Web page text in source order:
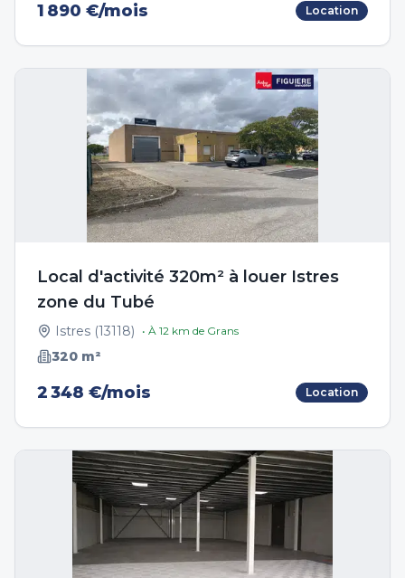
1 890 €/mois Location
Local d'activité 320m² à louer Istres
zone du Tubé
Istres (13118) • À 12 km de Grans
320 m²
2 348 €/mois Location